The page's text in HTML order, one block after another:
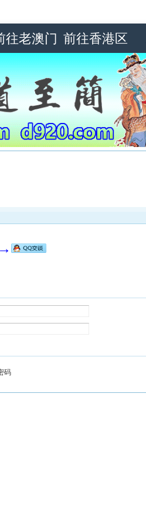
往老澳门 前往香港区
→
码